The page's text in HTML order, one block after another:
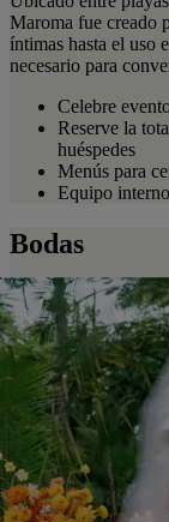
Maroma fue creado
íntimas hasta el uso
necesario para
Celebre
Reserve la
huéspedes
Menús para
Equipo
Bodas